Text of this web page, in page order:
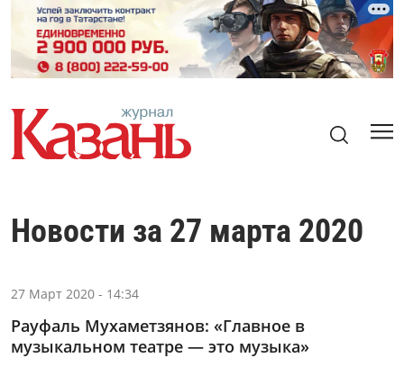
Новости за 27 марта 2020
27 Март 2020 - 14:34
Рауфаль Мухаметзянов: «Главное в
музыкальном театре — это музыка»